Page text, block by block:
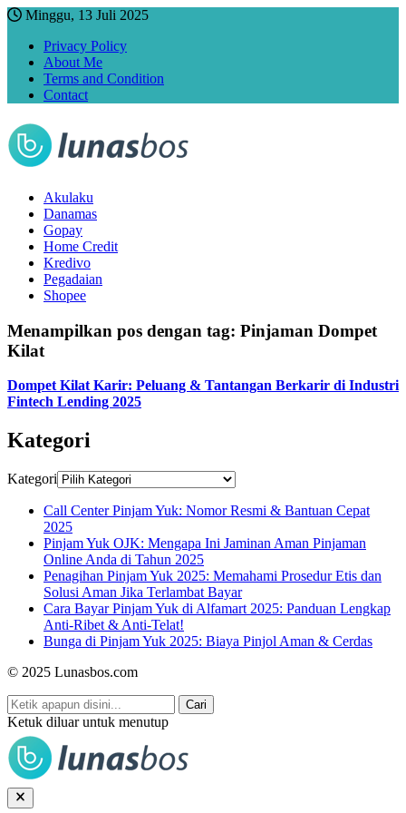
Minggu, 13 Juli 2025
Privacy Policy
About Me
Terms and Condition
Contact
Akulaku
Danamas
Gopay
Home Credit
Kredivo
Pegadaian
Shopee
Menampilkan pos dengan tag: Pinjaman Dompet
Kilat
Dompet Kilat Karir: Peluang & Tantangan Berkarir di Industri
Fintech Lending 2025
Kategori
Kategori
Call Center Pinjam Yuk: Nomor Resmi & Bantuan Cepat
2025
Pinjam Yuk OJK: Mengapa Ini Jaminan Aman Pinjaman
Online Anda di Tahun 2025
Penagihan Pinjam Yuk 2025: Memahami Prosedur Etis dan
Solusi Aman Jika Terlambat Bayar
Cara Bayar Pinjam Yuk di Alfamart 2025: Panduan Lengkap
Anti-Ribet & Anti-Telat!
Bunga di Pinjam Yuk 2025: Biaya Pinjol Aman & Cerdas
© 2025 Lunasbos.com
Cari
Ketuk diluar untuk menutup